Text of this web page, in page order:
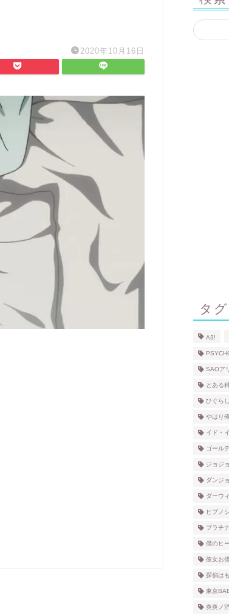
2020年10月16日
タグ
A3!
SAOア
とある
ひぐら
やはり
イド・
ゴール
ジョジ
ダンジ
ダーウ
ヒプノ
プラチ
僕のヒ
彼女お
探偵は
東京
炎炎ノ